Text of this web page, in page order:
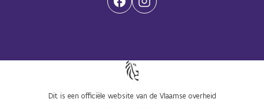
(Opent in een nieuwe tab)
(Opent in een nieuwe tab)
Dit is een officiële website van de Vlaamse overheid